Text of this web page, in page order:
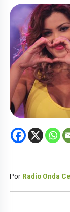
Por Radio Onda